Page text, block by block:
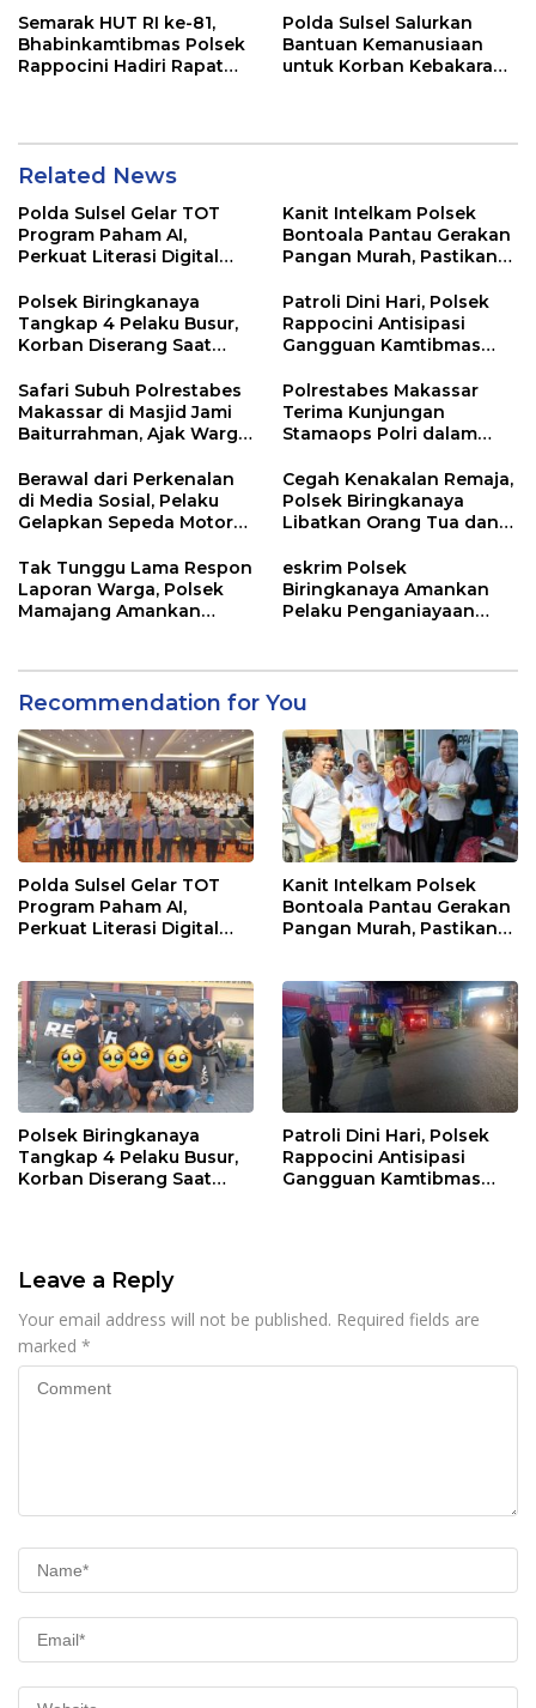
Semarak HUT RI ke-81,
Bhabinkamtibmas Polsek
Rappocini Hadiri Rapat
Polda Sulsel Salurkan
Bantuan Kemanusiaan
untuk Korban Kebakaran
Related News
Polda Sulsel Gelar TOT
Program Paham AI,
Perkuat Literasi Digital
Kanit Intelkam Polsek
Bontoala Pantau Gerakan
Pangan Murah, Pastikan
dan Tertib
Polsek Biringkanaya
Tangkap 4 Pelaku Busur,
Korban Diserang Saat
Patroli Dini Hari, Polsek
Rappocini Antisipasi
Gangguan Kamtibmas
Safari Subuh Polrestabes
Makassar di Masjid Jami
Baiturrahman, Ajak Warga
dan Jaga Kamtibmas
Polrestabes Makassar
Terima Kunjungan
Stamaops Polri dalam
SPKT dan Pamapta
Berawal dari Perkenalan
di Media Sosial, Pelaku
Gelapkan Sepeda Motor
Biringkanaya
Cegah Kenakalan Remaja,
Polsek Biringkanaya
Libatkan Orang Tua dan
Bawah Umur
Tak Tunggu Lama Respon
Laporan Warga, Polsek
Mamajang Amankan
eskrim Polsek
Biringkanaya Amankan
Pelaku Penganiayaan
Recommendation for You
Polda Sulsel Gelar TOT
Program Paham AI,
Perkuat Literasi Digital
Kanit Intelkam Polsek
Bontoala Pantau Gerakan
Pangan Murah, Pastikan
Polsek Biringkanaya
Tangkap 4 Pelaku Busur,
Korban Diserang Saat
Patroli Dini Hari, Polsek
Rappocini Antisipasi
Gangguan Kamtibmas
Leave a Reply
Your email address will not be published. Required fields are
marked *